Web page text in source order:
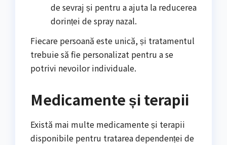
de sevraj și pentru a ajuta la reducerea
dorinței de spray nazal.
Fiecare persoană este unică, și tratamentul
trebuie să fie personalizat pentru a se
potrivi nevoilor individuale.
Medicamente și terapii
Există mai multe medicamente și terapii
disponibile pentru tratarea dependenței de